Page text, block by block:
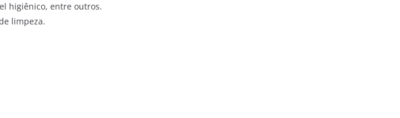
higiênico, entre outros.
limpeza.